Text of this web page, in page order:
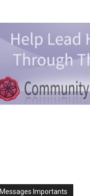
Messages Importants